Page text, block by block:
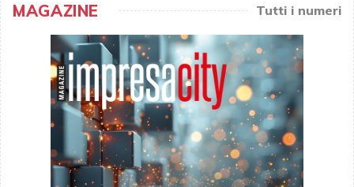
MAGAZINE Tutti i numeri